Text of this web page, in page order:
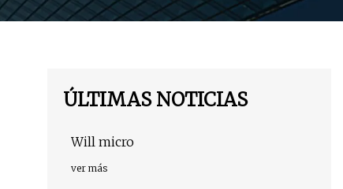
ÚLTIMAS NOTICIAS
Will micro
ver más